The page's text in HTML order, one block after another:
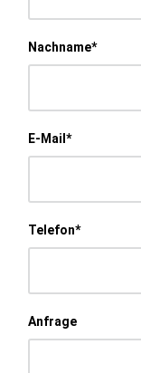
Nachname*
E-Mail*
Telefon*
Anfrage